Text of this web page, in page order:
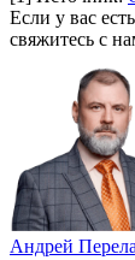
Если у вас
свяжитесь с
Андрей